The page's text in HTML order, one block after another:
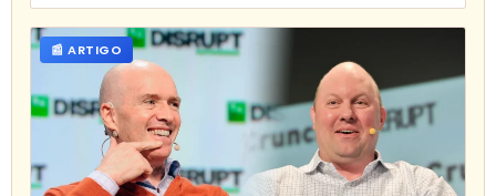
📰 ARTIGO